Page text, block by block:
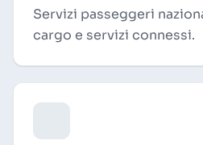
Servizi passeggeri
cargo e servizi connessi.